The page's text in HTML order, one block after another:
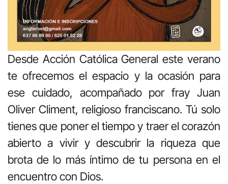
Desde Acción Católica General este verano
te ofrecemos el espacio y la ocasión para
ese cuidado, acompañado por fray Juan
Oliver Climent, religioso franciscano. Tú solo
tienes que poner el tiempo y traer el corazón
abierto a vivir y descubrir la riqueza que
brota de lo más íntimo de tu persona en el
encuentro con Dios.